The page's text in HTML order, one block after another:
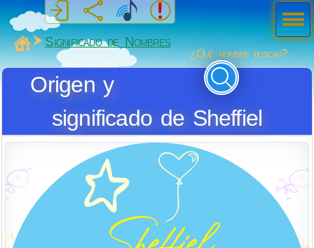
MiSabueso
Significado de Nombres
¿Qué nombre buscas?
Origen y
significado de Sheffiel
Men
ú